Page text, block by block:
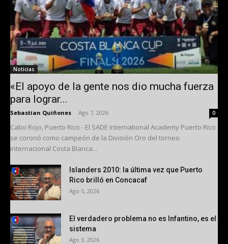
Noticias
«El apoyo de la gente nos dio mucha fuerza
para lograr...
Sebastian Quiñones Ago 7, 2026 0
Cabo Rojo, Puerto Rico - El SADE International Academy Puerto Rico
se coronó como campeón de la División Oro del torneo
internacional Costa Blanca...
Islanders 2010: la última vez que Puerto
Rico brilló en Concacaf
Ago 5, 2026
El verdadero problema no es Infantino, es el
sistema
Ago 3, 2026